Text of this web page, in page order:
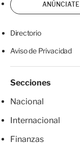
ANÚNCIATE
Directorio
Aviso de Privacidad
Secciones
Nacional
Internacional
Finanzas